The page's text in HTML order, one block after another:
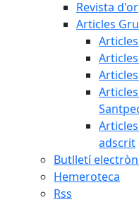
Revista d'or
Articles
adscrit
Butlletí
Hemeroteca
Rss